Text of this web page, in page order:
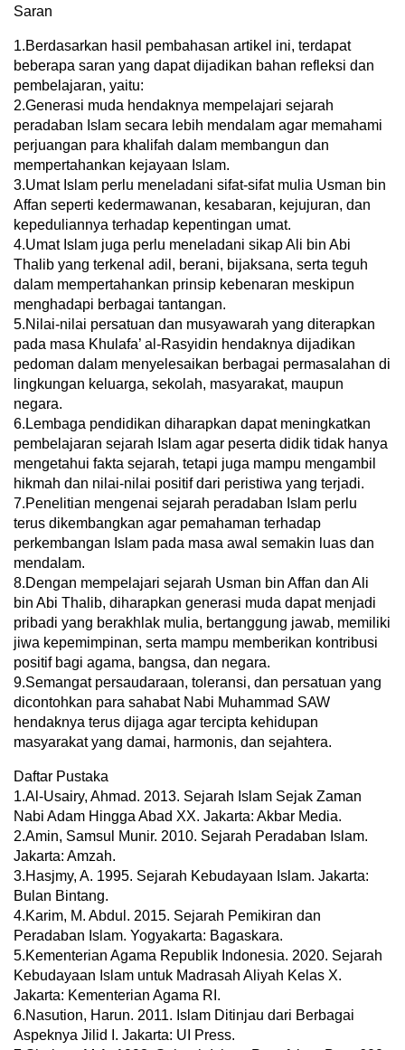
Saran
1.Berdasarkan hasil pembahasan artikel ini, terdapat
beberapa saran yang dapat dijadikan bahan refleksi dan
pembelajaran, yaitu:
2.Generasi muda hendaknya mempelajari sejarah
peradaban Islam secara lebih mendalam agar memahami
perjuangan para khalifah dalam membangun dan
mempertahankan kejayaan Islam.
3.Umat Islam perlu meneladani sifat-sifat mulia Usman bin
Affan seperti kedermawanan, kesabaran, kejujuran, dan
kepeduliannya terhadap kepentingan umat.
4.Umat Islam juga perlu meneladani sikap Ali bin Abi
Thalib yang terkenal adil, berani, bijaksana, serta teguh
dalam mempertahankan prinsip kebenaran meskipun
menghadapi berbagai tantangan.
5.Nilai-nilai persatuan dan musyawarah yang diterapkan
pada masa Khulafa’ al-Rasyidin hendaknya dijadikan
pedoman dalam menyelesaikan berbagai permasalahan di
lingkungan keluarga, sekolah, masyarakat, maupun
negara.
6.Lembaga pendidikan diharapkan dapat meningkatkan
pembelajaran sejarah Islam agar peserta didik tidak hanya
mengetahui fakta sejarah, tetapi juga mampu mengambil
hikmah dan nilai-nilai positif dari peristiwa yang terjadi.
7.Penelitian mengenai sejarah peradaban Islam perlu
terus dikembangkan agar pemahaman terhadap
perkembangan Islam pada masa awal semakin luas dan
mendalam.
8.Dengan mempelajari sejarah Usman bin Affan dan Ali
bin Abi Thalib, diharapkan generasi muda dapat menjadi
pribadi yang berakhlak mulia, bertanggung jawab, memiliki
jiwa kepemimpinan, serta mampu memberikan kontribusi
positif bagi agama, bangsa, dan negara.
9.Semangat persaudaraan, toleransi, dan persatuan yang
dicontohkan para sahabat Nabi Muhammad SAW
hendaknya terus dijaga agar tercipta kehidupan
masyarakat yang damai, harmonis, dan sejahtera.
Daftar Pustaka
1.Al-Usairy, Ahmad. 2013. Sejarah Islam Sejak Zaman
Nabi Adam Hingga Abad XX. Jakarta: Akbar Media.
2.Amin, Samsul Munir. 2010. Sejarah Peradaban Islam.
Jakarta: Amzah.
3.Hasjmy, A. 1995. Sejarah Kebudayaan Islam. Jakarta:
Bulan Bintang.
4.Karim, M. Abdul. 2015. Sejarah Pemikiran dan
Peradaban Islam. Yogyakarta: Bagaskara.
5.Kementerian Agama Republik Indonesia. 2020. Sejarah
Kebudayaan Islam untuk Madrasah Aliyah Kelas X.
Jakarta: Kementerian Agama RI.
6.Nasution, Harun. 2011. Islam Ditinjau dari Berbagai
Aspeknya Jilid I. Jakarta: UI Press.